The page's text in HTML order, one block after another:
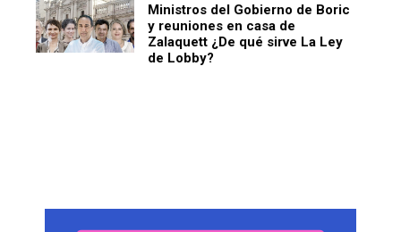
Ministros del Gobierno de Boric
y reuniones en casa de
Zalaquett ¿De qué sirve La Ley
de Lobby?